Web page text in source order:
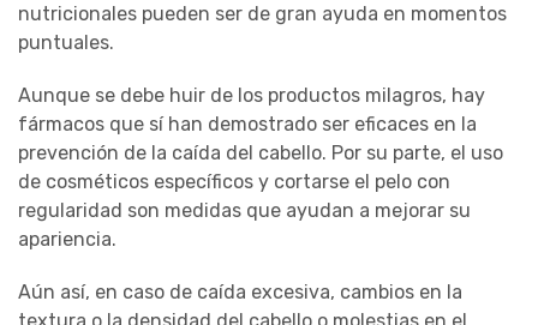
nutricionales pueden ser de gran ayuda en momentos
puntuales.
Aunque se debe huir de los productos milagros, hay
fármacos que sí han demostrado ser eficaces en la
prevención de la caída del cabello. Por su parte, el uso
de cosméticos específicos y cortarse el pelo con
regularidad son medidas que ayudan a mejorar su
apariencia.
Aún así, en caso de caída excesiva, cambios en la
textura o la densidad del cabello o molestias en el